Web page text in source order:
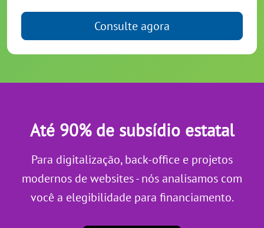
Consulte agora
Até 90% de subsídio estatal
Para digitalização, back-office e projetos
modernos de websites - nós analisamos com
você a elegibilidade para financiamento.